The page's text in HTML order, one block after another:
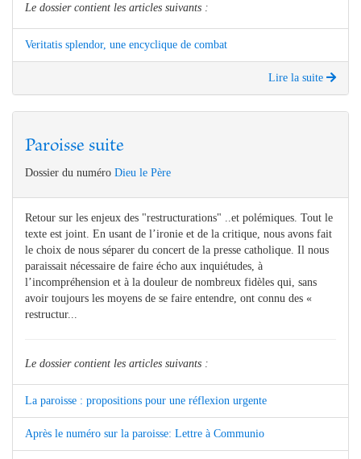
Le dossier contient les articles suivants :
Veritatis splendor, une encyclique de combat
Lire la suite
Paroisse suite
Dossier du numéro Dieu le Père
Retour sur les enjeux des "restructurations" ..et polémiques. Tout le
texte est joint. En usant de l’ironie et de la critique, nous avons fait
le choix de nous séparer du concert de la presse catholique. Il nous
paraissait nécessaire de faire écho aux inquiétudes, à
l’incompréhension et à la douleur de nombreux fidèles qui, sans
avoir toujours les moyens de se faire entendre, ont connu des «
restructur...
Le dossier contient les articles suivants :
La paroisse : propositions pour une réflexion urgente
Après le numéro sur la paroisse: Lettre à Communio